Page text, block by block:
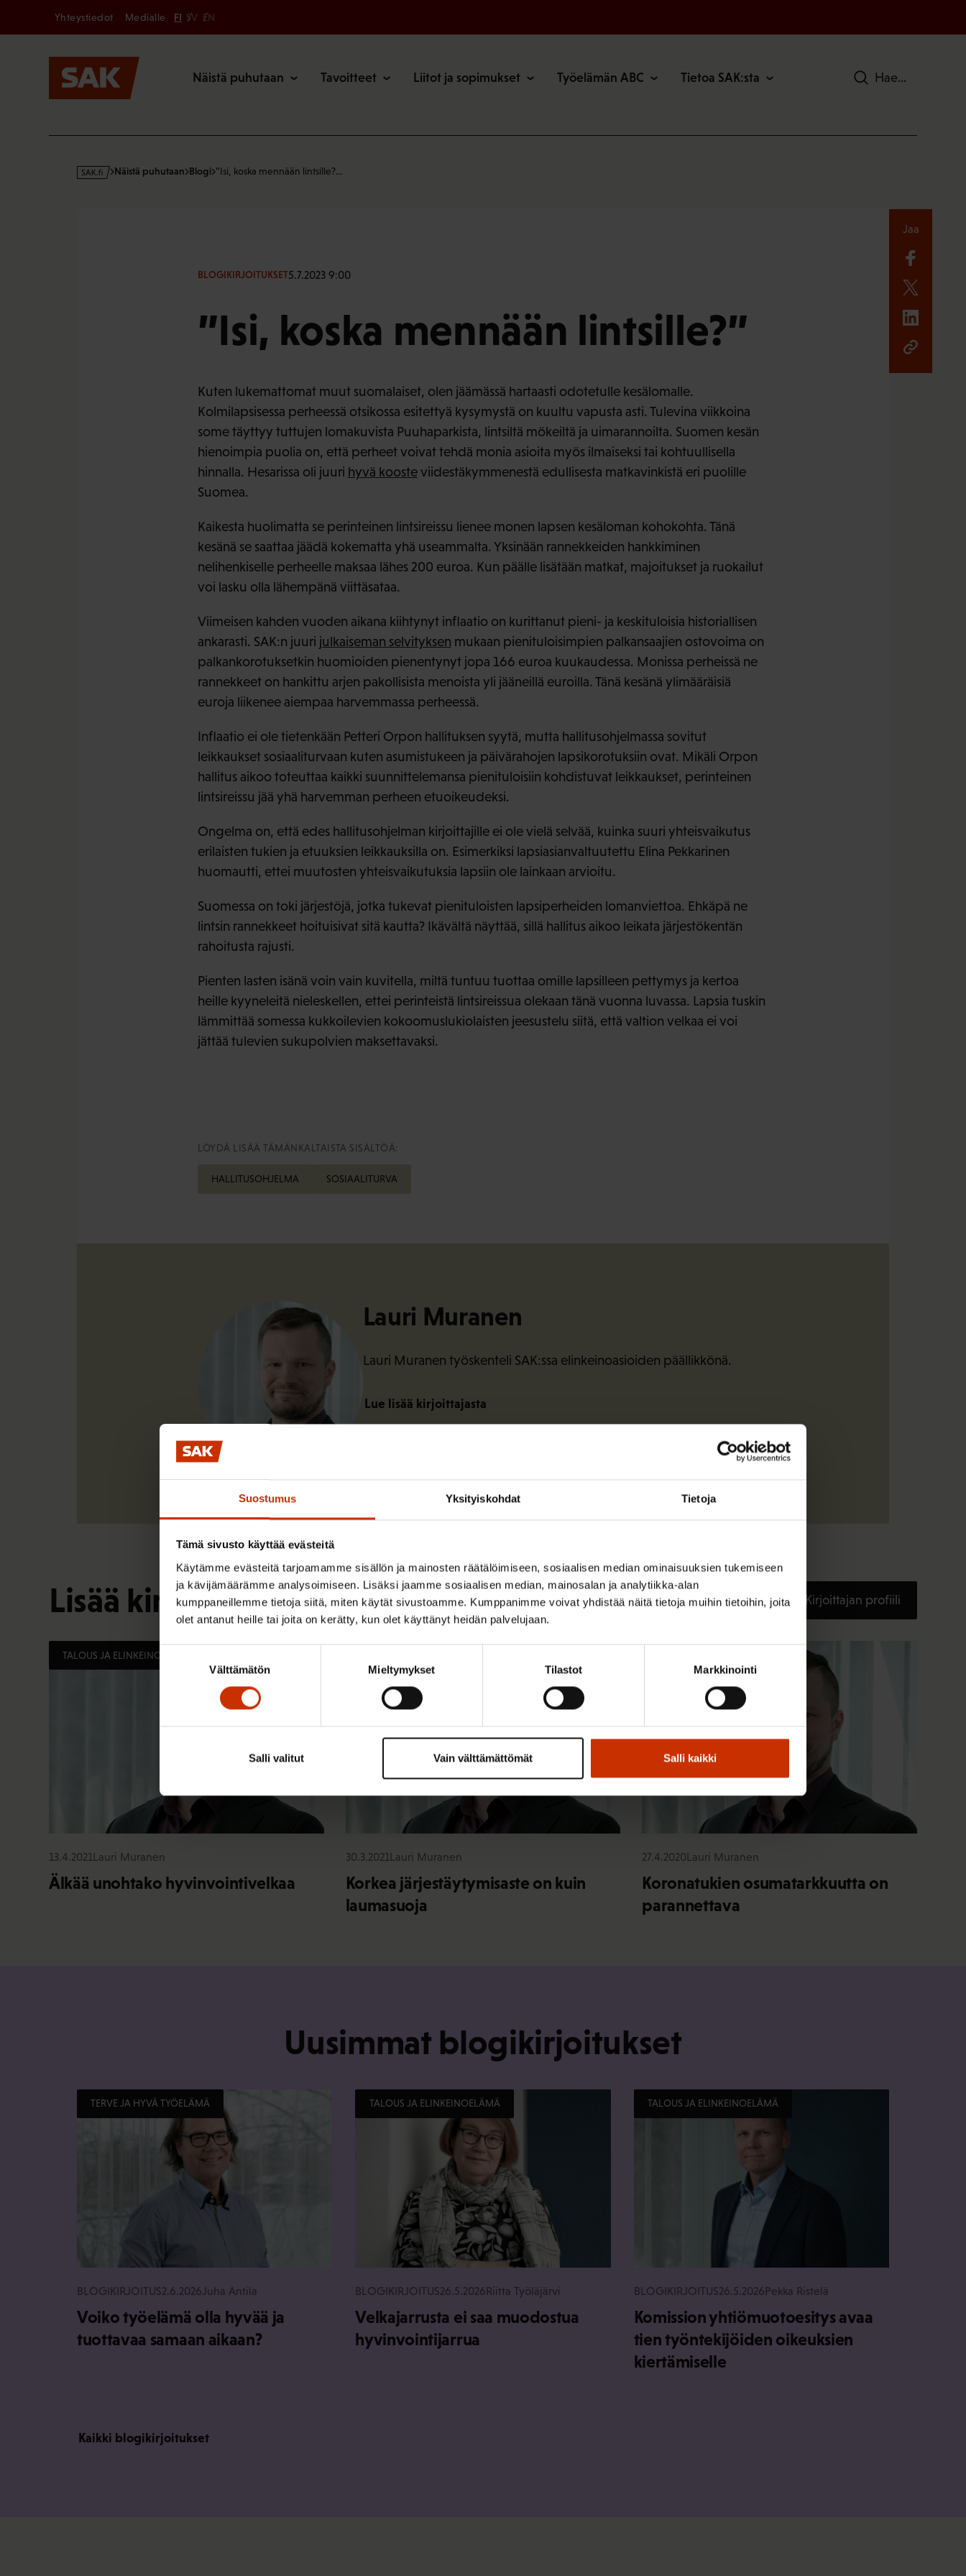
Suostumus Yksityiskohdat Tietoja
Tämä sivusto käyttää evästeitä
Käytämme evästeitä tarjoamamme sisällön ja mainosten räätälöimiseen, sosiaalisen median ominaisuuksien tukemiseen
ja kävijämäärämme analysoimiseen. Lisäksi jaamme sosiaalisen median, mainosalan ja analytiikka-alan
kumppaneillemme tietoja siitä, miten käytät sivustoamme. Kumppanimme voivat yhdistää näitä tietoja muihin tietoihin, joita
olet antanut heille tai joita on kerätty, kun olet käyttänyt heidän palvelujaan.
Suostumuksen
valinta
Välttämätön Mieltymykset Tilastot Markkinointi
Vain välttämättömät
Salli valitut Salli kaikki
Secondary
Yhteystiedot Medialle FI SV EN
Näistä puhutaan Tavoitteet Liitot ja sopimukset Työelämän ABC Tietoa SAK:sta Hae
s
Näistä puhutaan Blogi ”Isi, koska mennään lintsille?…
BLOGIKIRJOITUKSET5.7.2023 9:00
”Isi, koska mennään lintsille?”
Kuten lukemattomat muut suomalaiset, olen jäämässä hartaasti odotetulle kesälomalle.
Kolmilapsisessa perheessä otsikossa esitettyä kysymystä on kuultu vapusta asti. Tulevina viikkoina
some täyttyy tuttujen lomakuvista Puuhaparkista, lintsiltä mökeiltä ja uimarannoilta. Suomen kesän
hienoimpia puolia on, että perheet voivat tehdä monia asioita myös ilmaiseksi tai kohtuullisella
hinnalla. Hesarissa oli juuri hyvä koosteviidestäkymmenestä edullisesta matkavinkistä eri puolille
Suomea.
Kaikesta huolimatta se perinteinen lintsireissu lienee monen lapsen kesäloman kohokohta. Tänä
kesänä se saattaa jäädä kokematta yhä useammalta. Yksinään rannekkeiden hankkiminen
nelihenkiselle perheelle maksaa lähes 200 euroa. Kun päälle lisätään matkat, majoitukset ja ruokailut
voi lasku olla lähempänä viittäsataa.
Viimeisen kahden vuoden aikana kiihtynyt inflaatio on kurittanut pieni- ja keskituloisia historiallisen
ankarasti. SAK:n juuri julkaiseman selvityksen mukaan pienituloisimpien palkansaajien ostovoima on
palkankorotuksetkin huomioiden pienentynyt jopa 166 euroa kuukaudessa. Monissa perheissä ne
rannekkeet on hankittu arjen pakollisista menoista yli jääneillä euroilla. Tänä kesänä ylimääräisiä
euroja liikenee aiempaa harvemmassa perheessä.
Inflaatio ei ole tietenkään Petteri Orpon hallituksen syytä, mutta hallitusohjelmassa sovitut
leikkaukset sosiaaliturvaan kuten asumistukeen ja päivärahojen lapsikorotuksiin ovat. Mikäli Orpon
hallitus aikoo toteuttaa kaikki suunnittelemansa pienituloisiin kohdistuvat leikkaukset, perinteinen
lintsireissu jää yhä harvemman perheen etuoikeudeksi.
Ongelma on, että edes hallitusohjelman kirjoittajille ei ole vielä selvää, kuinka suuri yhteisvaikutus
erilaisten tukien ja etuuksien leikkauksilla on. Esimerkiksi lapsiasianvaltuutettu Elina Pekkarinen
huomautti, ettei muutosten yhteisvaikutuksia lapsiin ole lainkaan arvioitu.
Suomessa on toki järjestöjä, jotka tukevat pienituloisten lapsiperheiden lomanviettoa. Ehkäpä ne
lintsin rannekkeet hoituisivat sitä kautta? Ikävältä näyttää, sillä hallitus aikoo leikata järjestökentän
rahoitusta rajusti.
Pienten lasten isänä voin vain kuvitella, miltä tuntuu tuottaa omille lapsilleen pettymys ja kertoa
heille kyyneleitä nieleskellen, ettei perinteistä lintsireissua olekaan tänä vuonna luvassa. Lapsia tuskin
lämmittää somessa kukkoilevien kokoomuslukiolaisten jeesustelu siitä, että valtion velkaa ei voi
jättää tulevien sukupolvien maksettavaksi.
LÖYDÄ LISÄÄ TÄMÄNKALTAISTA SISÄLTÖÄ:
HALLITUSOHJELMA SOSIAALITURVA
Lauri Muranen
Lauri Muranen työskenteli SAK:ssa elinkeinoasioiden päällikkönä.
Lue lisää kirjoittajasta
Jaa
Lisää kirjoittajalta Kirjoittajan profiili
TALOUS JA ELINKEINOELÄMÄ
13.4.2021 Lauri Muranen
Älkää unohtako hyvinvointivelkaa
30.3.2021 Lauri Muranen
Korkea järjestäytymisaste on kuin
laumasuoja
27.4.2020Lauri Muranen
Koronatukien osumatarkkuutta on
parannettava
Uusimmat blogikirjoitukset
TERVE JA HYVÄ TYÖELÄMÄ
BLOGIKIRJOITUS2.6.2026 Juha Antila
Voiko työelämä olla hyvää ja
tuottavaa samaan aikaan?
TALOUS JA ELINKEINOELÄMÄ
BLOGIKIRJOITUS26.5.2026Riitta Työläjärvi
Velkajarrusta ei saa muodostua
hyvinvointijarrua
TALOUS JA ELINKEINOELÄMÄ
BLOGIKIRJOITUS26.5.2026Pekka Ristelä
Komission yhtiömuotoesitys avaa
tien työntekijöiden oikeuksien
kiertämiselle
Kaikki blogikirjoitukset